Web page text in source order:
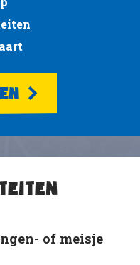
of meisje